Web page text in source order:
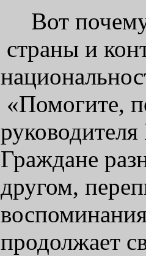
Вот почему
страны и
«Помогите,
Граждане
другом,
продолжает